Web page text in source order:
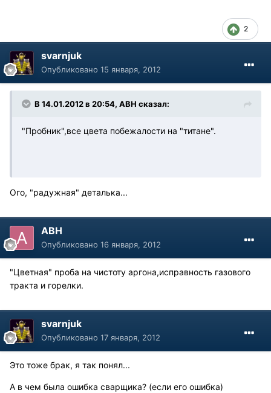
2
svarnjuk
Опубликовано 15 января, 2012
В 14.01.2012 в 20:54, АВН сказал:
"Пробник",все цвета побежалости на "титане".
Ого, "радужная" деталька...
АВН
Опубликовано 16 января, 2012
"Цветная" проба на чистоту аргона,исправность газового
тракта и горелки.
svarnjuk
Опубликовано 17 января, 2012
Это тоже брак, я так понял...
А в чем была ошибка сварщика? (если его ошибка)